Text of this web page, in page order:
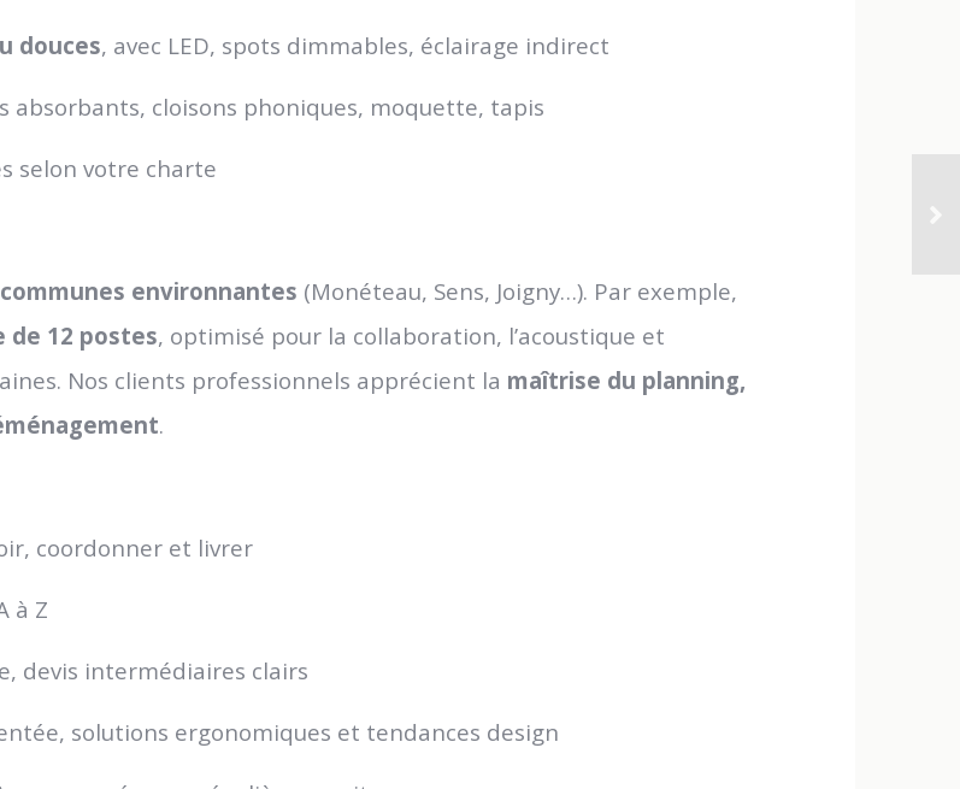
douces, avec LED, spots dimmables, éclairage indirect
absorbants, cloisons phoniques, moquette, tapis
selon votre charte
environnantes (Monéteau, Sens, Joigny…). Par exemple,
de 12 postes, optimisé pour la collaboration, l’acoustique et
Nos clients professionnels apprécient la maîtrise du planning,
.
coordonner et livrer
à Z
devis intermédiaires clairs
solutions ergonomiques et tendances design